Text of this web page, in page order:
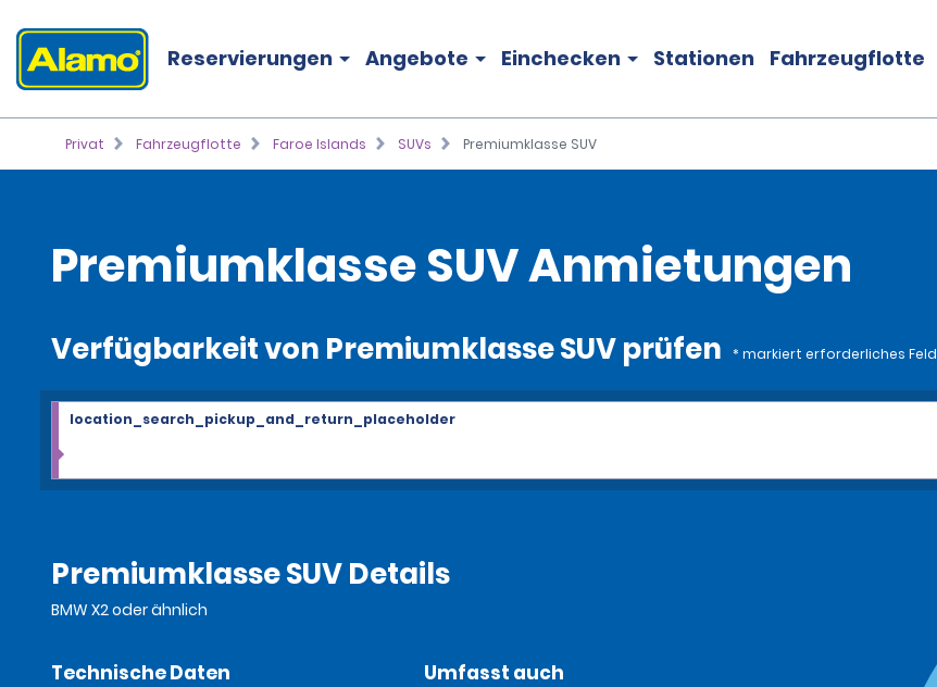
Reservierungen Angebote Einchecken Stationen Fahrzeugflotte
Privat Fahrzeugflotte Faroe Islands SUVs Premiumklasse SUV
Premiumklasse SUV Anmietungen
Verfügbarkeit von Premiumklasse SUV prüfen * markiert erforderliches Feld
location_search_pickup_and_return_placeholder
Premiumklasse SUV Details
BMW X2 oder ähnlich
Technische Daten Umfasst auch